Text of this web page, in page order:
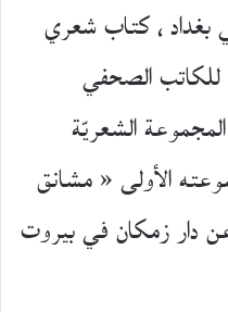
بغداد ، كتاب شعري
للكاتب الصحفي
الشعريّة
الأولى « مشانق
دار زمكان في بيروت